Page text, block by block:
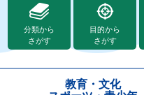
分類から
さがす
目的から
さがす
教育・文化